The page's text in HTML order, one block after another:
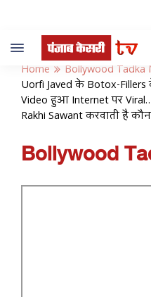
Toggle
navigation
Home
Bollywood Tadka
Uorfi Javed के Botox-
Video हुआ Internet पर
Rakhi Sawant करवाती है
Bollywood